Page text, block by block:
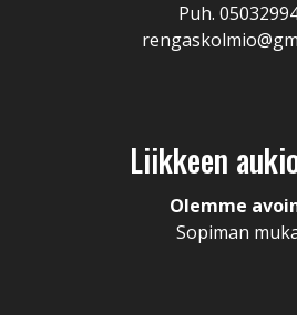
Puh.
Liikkeen
Olemme
Sopiman